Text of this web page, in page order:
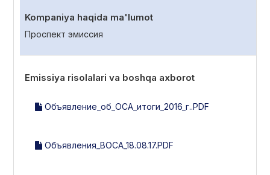
Kompaniya haqida ma'lumot
Проспект эмиссия
Emissiya risolalari va boshqa axborot
Объявление_об_ОСА_итоги_2016_г..PDF
Объявления_ВОСА_18.08.17.PDF